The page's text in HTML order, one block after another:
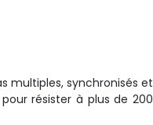
multiples, synchronisés et
résister à plus de 200